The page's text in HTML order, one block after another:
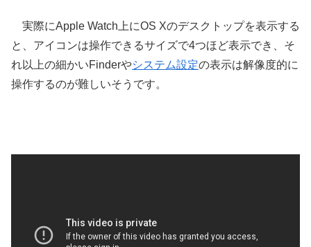
実際にApple Watch上にOS Xのデスクトップを表示する
と、アイコンは操作できるサイズで4つほど表示でき、そ
れ以上の細かいFinderやシステム設定の表示は解像度的に
操作するのが難しいそうです。